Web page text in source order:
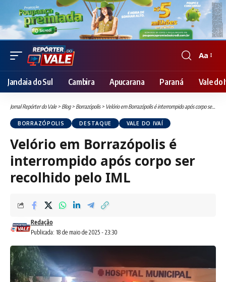
Font
Resizer
Aa
Jandaia do Sul Cambira Apucarana Paraná Vale do
Jornal Repórter do Vale> Blog> Borrazópolis> Velório em Borrazópolis é interrompido após corpo ser recolhido pelo IML
BORRAZÓPOLIS DESTAQUE VALE DO IVAÍ
Velório em Borrazópolis é
interrompido após corpo ser
recolhido pelo IML
Publicada: 18 de maio de 2025 - 23:30
Redação